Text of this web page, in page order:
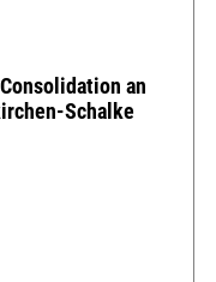
an
Schalke